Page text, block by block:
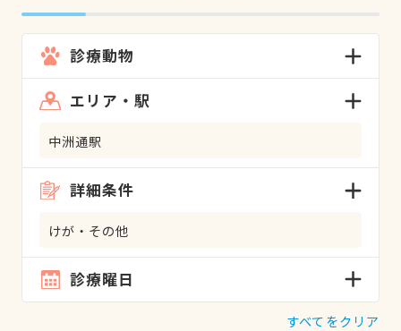
診療動物
エリア・駅
中洲通駅
詳細条件
けが・その他
診療曜日
すべてをクリア